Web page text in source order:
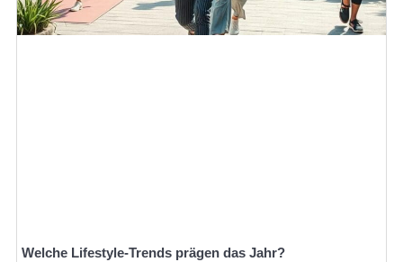
Welche Lifestyle-Trends prägen das Jahr?